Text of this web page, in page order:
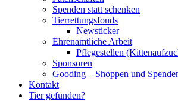
Spenden statt schenken
Tierrettungsfonds
Newsticker
Ehrenamtliche Arbeit
Pflegestellen
Sponsoren
Gooding – Shoppen und
Kontakt
Tier gefunden?